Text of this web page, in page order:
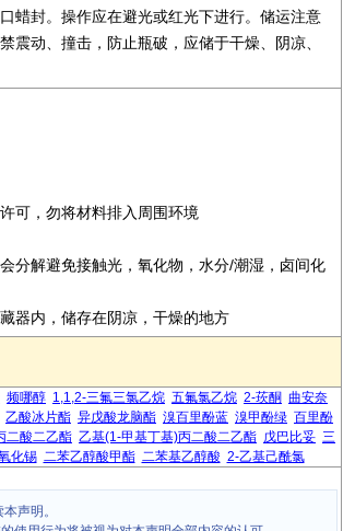
蜡封。操作应在避光或红光下进行。储运注意
震动、撞击，防止瓶破，应储于干燥、阴凉、
可，勿将材料排入周围环境
分解避免接触光，氧化物，水分/潮湿，卤间化
器内，储存在阴凉，干燥的地方
频哪醇 1,1,2-三氟三氯乙烷 五氟氯乙烷 2-莰酮 曲安奈
乙酸冰片酯 异戊酸龙脑酯 溴百里酚蓝 溴甲酚绿 百里酚
二酸二乙酯 乙基(1-甲基丁基)丙二酸二乙酯 戊巴比妥 三
化锡 二苯乙醇酸甲酯 二苯基乙醇酸 2-乙基己酰氯
声明。